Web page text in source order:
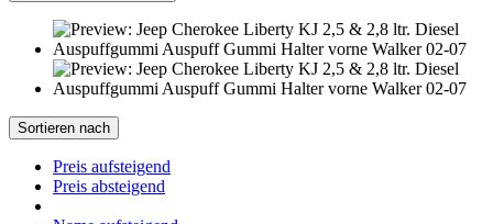
Sortieren nach
Preis aufsteigend
Preis absteigend